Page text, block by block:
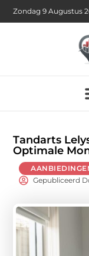
Zondag 9 Augustus
Tandarts
Optimale
Gepubliceerd